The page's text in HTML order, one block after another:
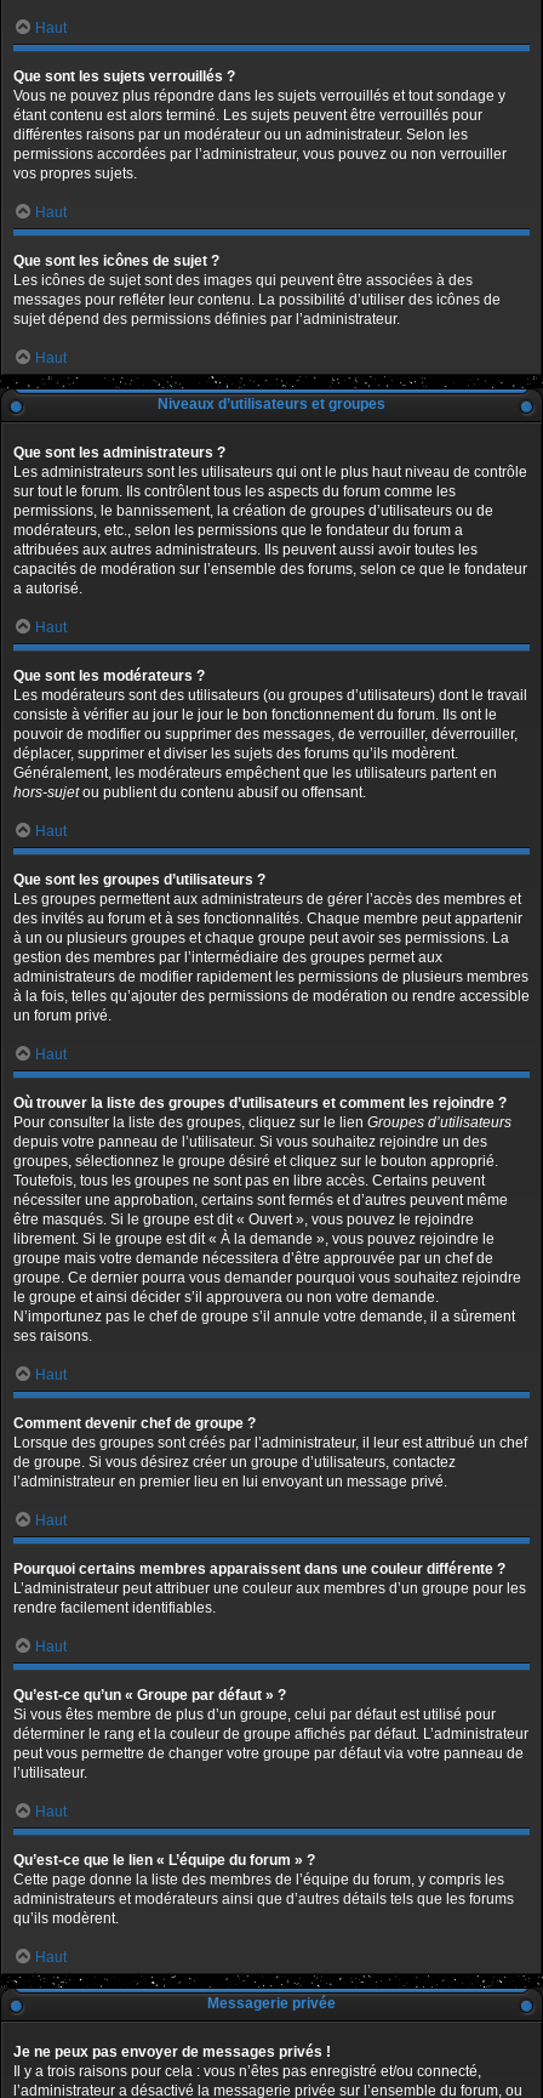
Haut
Que sont les sujets verrouillés ?
Vous ne pouvez plus répondre dans les sujets verrouillés et tout sondage y
étant contenu est alors terminé. Les sujets peuvent être verrouillés pour
différentes raisons par un modérateur ou un administrateur. Selon les
permissions accordées par l’administrateur, vous pouvez ou non verrouiller
vos propres sujets.
Haut
Que sont les icônes de sujet ?
Les icônes de sujet sont des images qui peuvent être associées à des
messages pour refléter leur contenu. La possibilité d’utiliser des icônes de
sujet dépend des permissions définies par l’administrateur.
Haut
Niveaux d’utilisateurs et groupes
Que sont les administrateurs ?
Les administrateurs sont les utilisateurs qui ont le plus haut niveau de contrôle
sur tout le forum. Ils contrôlent tous les aspects du forum comme les
permissions, le bannissement, la création de groupes d’utilisateurs ou de
modérateurs, etc., selon les permissions que le fondateur du forum a
attribuées aux autres administrateurs. Ils peuvent aussi avoir toutes les
capacités de modération sur l’ensemble des forums, selon ce que le fondateur
a autorisé.
Haut
Que sont les modérateurs ?
Les modérateurs sont des utilisateurs (ou groupes d’utilisateurs) dont le travail
consiste à vérifier au jour le jour le bon fonctionnement du forum. Ils ont le
pouvoir de modifier ou supprimer des messages, de verrouiller, déverrouiller,
déplacer, supprimer et diviser les sujets des forums qu’ils modèrent.
Généralement, les modérateurs empêchent que les utilisateurs partent en
hors-sujetou publient du contenu abusif ou offensant.
Haut
Que sont les groupes d’utilisateurs ?
Les groupes permettent aux administrateurs de gérer l’accès des membres et
des invités au forum et à ses fonctionnalités. Chaque membre peut appartenir
à un ou plusieurs groupes et chaque groupe peut avoir ses permissions. La
gestion des membres par l’intermédiaire des groupes permet aux
administrateurs de modifier rapidement les permissions de plusieurs membres
à la fois, telles qu’ajouter des permissions de modération ou rendre accessible
un forum privé.
Haut
Où trouver la liste des groupes d’utilisateurs et comment les rejoindre ?
Pour consulter la liste des groupes, cliquez sur le lien Groupes d’utilisateurs
depuis votre panneau de l’utilisateur. Si vous souhaitez rejoindre un des
groupes, sélectionnez le groupe désiré et cliquez sur le bouton approprié.
Toutefois, tous les groupes ne sont pas en libre accès. Certains peuvent
nécessiter une approbation, certains sont fermés et d’autres peuvent même
être masqués. Si le groupe est dit « Ouvert », vous pouvez le rejoindre
librement. Si le groupe est dit « À la demande », vous pouvez rejoindre le
groupe mais votre demande nécessitera d’être approuvée par un chef de
groupe. Ce dernier pourra vous demander pourquoi vous souhaitez rejoindre
le groupe et ainsi décider s’il approuvera ou non votre demande.
N’importunez pas le chef de groupe s’il annule votre demande, il a sûrement
ses raisons.
Haut
Comment devenir chef de groupe ?
Lorsque des groupes sont créés par l’administrateur, il leur est attribué un chef
de groupe. Si vous désirez créer un groupe d’utilisateurs, contactez
l’administrateur en premier lieu en lui envoyant un message privé.
Haut
Pourquoi certains membres apparaissent dans une couleur différente ?
L’administrateur peut attribuer une couleur aux membres d’un groupe pour les
rendre facilement identifiables.
Haut
Qu’est-ce qu’un « Groupe par défaut » ?
Si vous êtes membre de plus d’un groupe, celui par défaut est utilisé pour
déterminer le rang et la couleur de groupe affichés par défaut. L’administrateur
peut vous permettre de changer votre groupe par défaut via votre panneau de
l’utilisateur.
Haut
Qu’est-ce que le lien « L’équipe du forum » ?
Cette page donne la liste des membres de l’équipe du forum, y compris les
administrateurs et modérateurs ainsi que d’autres détails tels que les forums
qu’ils modèrent.
Haut
Messagerie privée
Je ne peux pas envoyer de messages privés !
Il y a trois raisons pour cela : vous n’êtes pas enregistré et/ou connecté,
l’administrateur a désactivé la messagerie privée sur l’ensemble du forum, ou